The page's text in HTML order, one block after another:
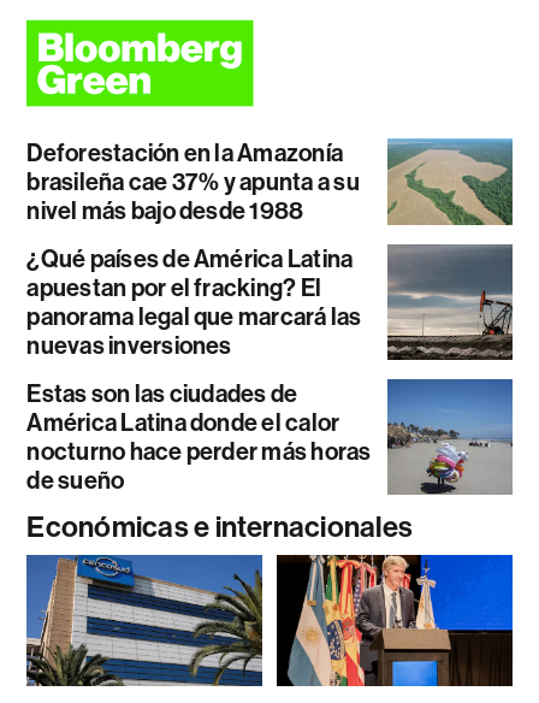
Deforestación en la Amazonía
brasileña cae 37% y apunta a su
nivel más bajo desde 1988
¿Qué países de América Latina
apuestan por el fracking? El
panorama legal que marcará las
nuevas inversiones
Estas son las ciudades de
América Latina donde el calor
nocturno hace perder más horas
de sueño
Económicas e internacionales